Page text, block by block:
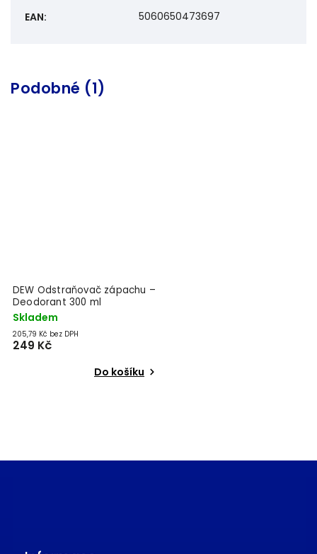
EAN: 5060650473697
Podobné (1)
DEW Odstraňovač zápachu –
Deodorant 300 ml
Skladem
205,79 Kč bez DPH
249 Kč
Do košíku